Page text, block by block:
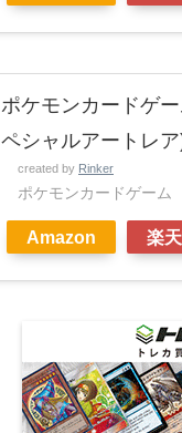
ポケモンカードゲ
ペシャルアートレ
created by Rinker
ポケモンカードゲーム
Amazon 楽